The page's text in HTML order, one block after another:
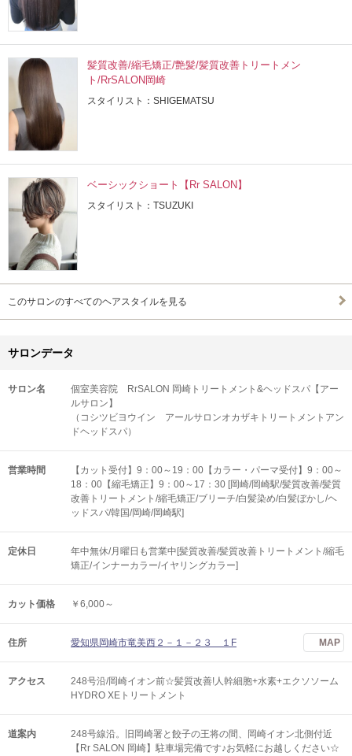
髪質改善/縮毛矯正/艶髪/髪質改善トリートメン
ト/RrSALON岡崎
スタイリスト：SHIGEMATSU
ベーシックショート【Rr SALON】
スタイリスト：TSUZUKI
このサロンのすべてのヘアスタイルを見る
サロンデータ
サロン名
個室美容院 RrSALON 岡崎トリートメント&ヘッドスパ【アー
ルサロン】
（コシツビヨウイン アールサロンオカザキトリートメントアン
ドヘッドスパ）
営業時間
【カット受付】9：00～19：00【カラー・パーマ受付】9：00～
18：00【縮毛矯正】9：00～17：30 [岡崎/岡崎駅/髪質改善/髪質
改善トリートメント/縮毛矯正/ブリーチ/白髪染め/白髪ぼかし/ヘ
ッドスパ/韓国/岡崎/岡崎駅]
定休日
年中無休/月曜日も営業中[髪質改善/髪質改善トリートメント/縮毛
矯正/インナーカラー/イヤリングカラー]
カット価格 ￥6,000～
住所 愛知県岡崎市竜美西２－１－２３ １F MAP
アクセス
248号沿/岡崎イオン前☆髪質改善!人幹細胞+水素+エクソソーム
HYDRO XEトリートメント
道案内
248号線沿。旧岡崎署と餃子の王将の間、岡崎イオン北側付近
【Rr SALON 岡崎】駐車場完備です♪お気軽にお越しください☆